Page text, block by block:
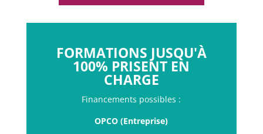
FORMATIONS JUSQU'À
100% PRISENT EN
CHARGE
Financements possibles :
OPCO (Entreprise)